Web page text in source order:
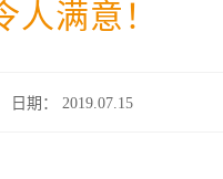
人满意！
日期： 2019.07.15